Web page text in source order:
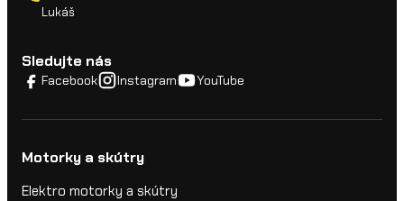
Lukáš
Sledujte nás
Facebook Instagram YouTube
Motorky a skútry
Elektro motorky a skútry